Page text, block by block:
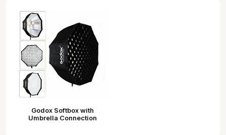
Godox Softbox with
Umbrella Connection